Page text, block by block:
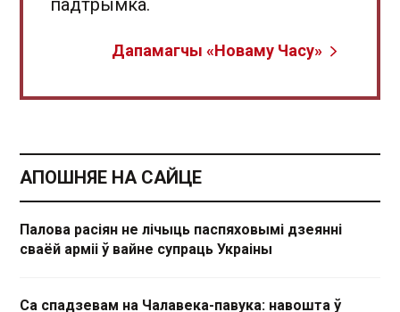
падтрымка.
Дапамагчы «Новаму Часу»
АПОШНЯЕ НА САЙЦЕ
Палова расіян не лічыць паспяховымі дзеянні
сваёй арміі ў вайне супраць Украіны
Са спадзевам на Чалавека-павука: навошта ў